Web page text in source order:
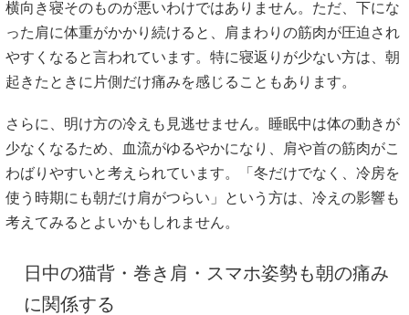
横向き寝そのものが悪いわけではありません。ただ、下にな
った肩に体重がかかり続けると、肩まわりの筋肉が圧迫され
やすくなると言われています。特に寝返りが少ない方は、朝
起きたときに片側だけ痛みを感じることもあります。
さらに、明け方の冷えも見逃せません。睡眠中は体の動きが
少なくなるため、血流がゆるやかになり、肩や首の筋肉がこ
わばりやすいと考えられています。「冬だけでなく、冷房を
使う時期にも朝だけ肩がつらい」という方は、冷えの影響も
考えてみるとよいかもしれません。
日中の猫背・巻き肩・スマホ姿勢も朝の痛み
に関係する